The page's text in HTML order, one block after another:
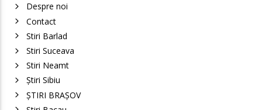
Despre noi
Contact
Stiri Barlad
Stiri Suceava
Stiri Neamt
Știri Sibiu
ȘTIRI BRAȘOV